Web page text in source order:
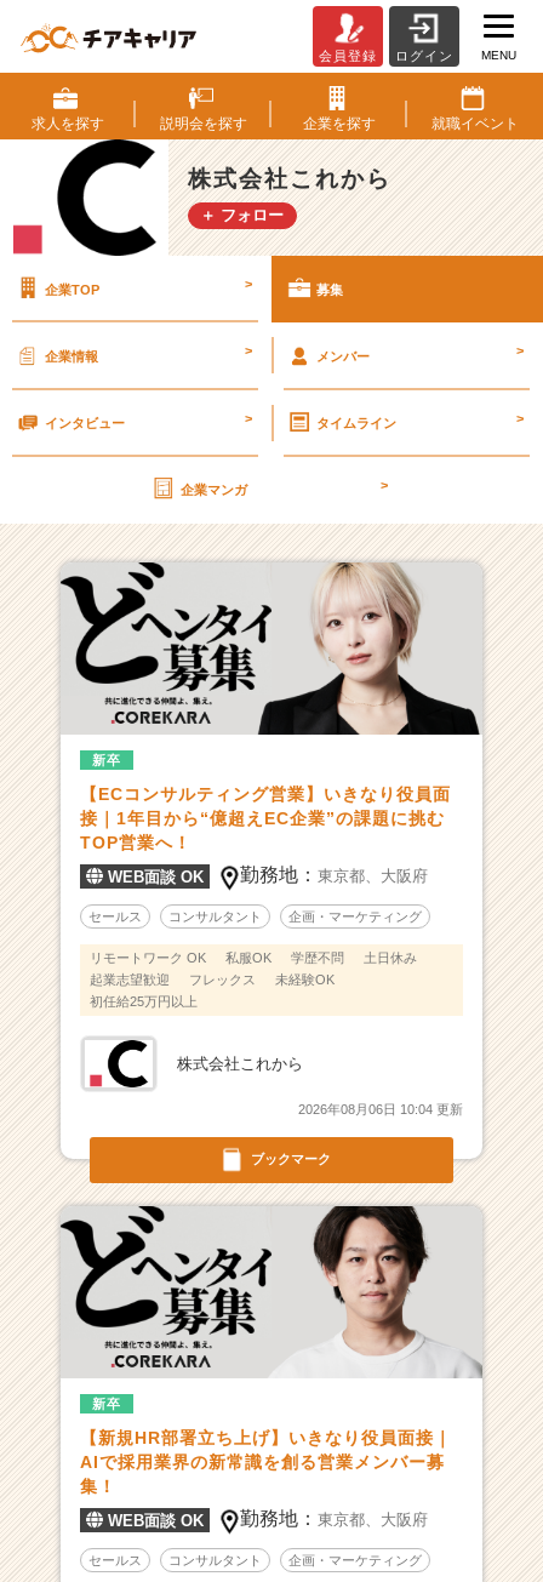
式
会
社
こ
れ
か
用/
一
れ
か
生”成
長
中”ベ
ン
チ
人
と
会
の“こ
れ
か
ら”を
熱
ヘ
タ
団
の
仲
間
を
|
ベ
チ
ー・
会員登録 ログイン MENU
求人を探す 説明会を探す 企業を探す 就職イベント
株式会社これから
＋ フォロー
企業TOP > 募集
企業情報 > メンバー >
インタビュー > タイムライン >
企業マンガ >
ブックマーク
新卒
【ECコンサルティング営業】いきなり役員面
接｜1年目から“億超えEC企業”の課題に挑む
TOP営業へ！
WEB面談 OK 勤務地：東京都、 大阪府
セールス コンサルタント 企画・マーケティング
リモートワーク OK 私服OK 学歴不問
土日休み
起業志望歓迎
フレックス
未経験OK
初任給25万円以上
株式会社これから
2026年08月06日 10:04 更新
新卒
【新規HR部署立ち上げ】いきなり役員面接｜
AIで採用業界の新常識を創る営業メンバー募
集！
WEB面談 OK 勤務地：東京都、 大阪府
セールス コンサルタント 企画・マーケティング